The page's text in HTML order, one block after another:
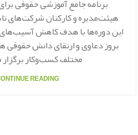
برنامه جامع آموزشی حقوقی
هیئت‌مدیره و کارکنان شرکت‌های
این دوره‌ها با هدف کاهش
بروز دعاوی و ارتقای دانش حقوقی
مختلف کسب‌وکار
READING